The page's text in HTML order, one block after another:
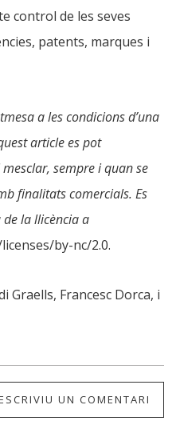
control de les seves
patents, marques i
a les condicions d’una
article es pot
sempre i quan se
finalitats comercials. Es
la llicència a
by-nc/2.0.
Graells, Francesc Dorca, i
UN COMENTARI